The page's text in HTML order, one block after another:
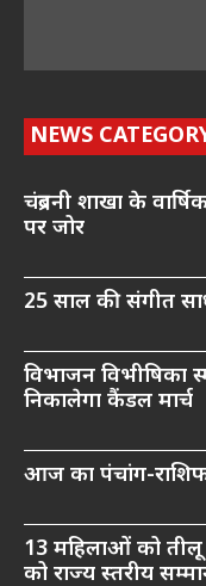
NEWS
चंद्रबनी शाखा के
पर जोर
25 साल की संगीत
विभाजन विभीषिका
निकालेगा कैंडल मार्च
आज का पंचांग-
13 महिलाओं को तीलू
को राज्य स्तरीय